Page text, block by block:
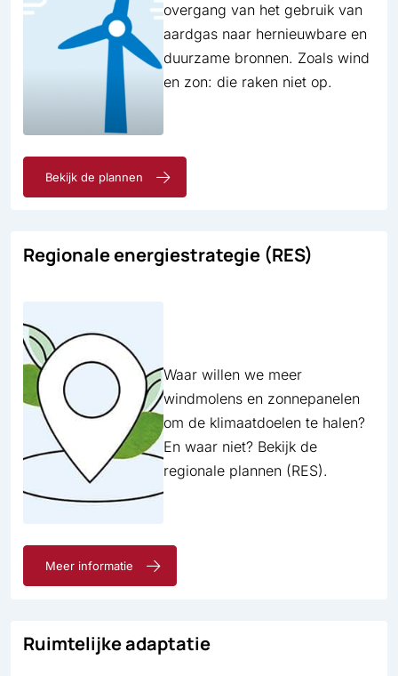
overgang van het gebruik van
aardgas naar hernieuwbare en
duurzame bronnen. Zoals wind
en zon: die raken niet op.
Bekijk de plannen
Regionale energie­strategie (RES)
Waar willen we meer
windmolens en zonnepanelen
om de klimaatdoelen te halen?
En waar niet? Bekijk de
regionale plannen (RES).
Meer informatie
Ruimte­lijke adap­tatie